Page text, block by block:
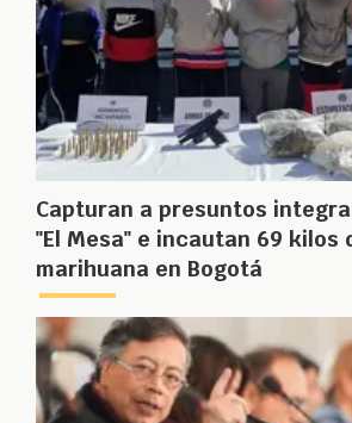
Capturan a presuntos
"El Mesa" e incautan 69 kilos
marihuana en Bogotá